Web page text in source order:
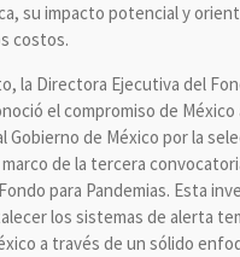
su impacto potencial y
costos.
la Directora Ejecutiva del
el compromiso de México
Gobierno de México por la
de la tercera
para Pandemias. Esta
los sistemas de alerta
a través de un sólido